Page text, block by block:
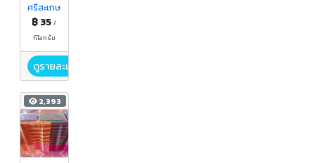
ศรีสะเกษ
฿ 35/
กิโลกรัม
ดูรายละเอียด
2,393